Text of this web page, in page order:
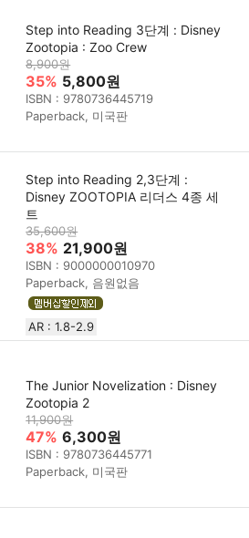
Step into Reading 3단계 : Disney
Zootopia : Zoo Crew
8,900원
35% 5,800원
ISBN : 9780736445719
Paperback, 미국판
Step into Reading 2,3단계 :
Disney ZOOTOPIA 리더스 4종 세
트
35,600원
38% 21,900원
ISBN : 9000000010970
Paperback, 음원없음
AR : 1.8-2.9
The Junior Novelization : Disney
Zootopia 2
11,900원
47% 6,300원
ISBN : 9780736445771
Paperback, 미국판